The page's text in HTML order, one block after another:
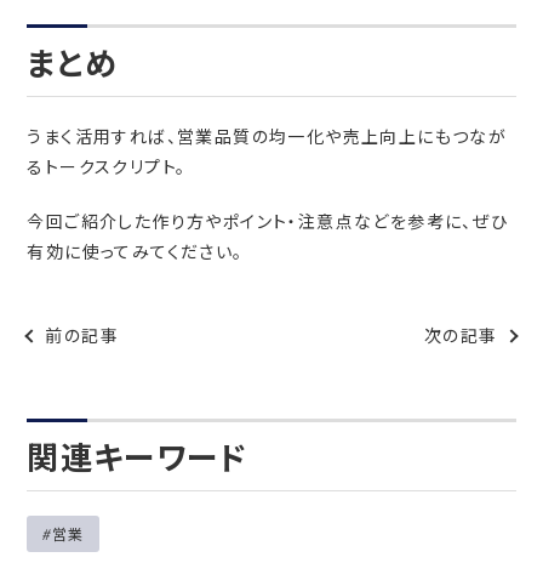
まとめ
うまく活用すれば、営業品質の均一化や売上向上にもつなが
るトークスクリプト。
今回ご紹介した作り方やポイント・注意点などを参考に、ぜひ
有効に使ってみてください。
前の記事 次の記事
関連キーワード
営業